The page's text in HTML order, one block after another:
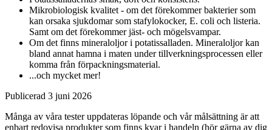
Mikrobiologisk kvalitet - om det förekommer bakterier som
kan orsaka sjukdomar som stafylokocker, E. coli och listeria.
Samt om det förekommer jäst- och mögelsvampar.
Om det finns mineraloljor i potatissalladen. Mineraloljor kan
bland annat hamna i maten under tillverkningsprocessen eller
komma från förpackningsmaterial.
...och mycket mer!
Publicerad 3 juni 2026
Många av våra tester uppdateras löpande och vår målsättning är att
enbart redovisa produkter som finns kvar i handeln (hör gärna av dig